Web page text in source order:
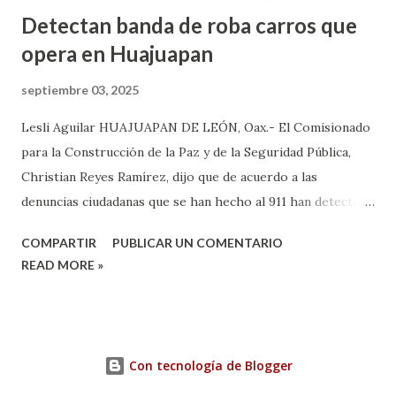
Detectan banda de roba carros que
opera en Huajuapan
septiembre 03, 2025
Lesli Aguilar HUAJUAPAN DE LEÓN, Oax.- El Comisionado
para la Construcción de la Paz y de la Seguridad Pública,
Christian Reyes Ramírez, dijo que de acuerdo a las
denuncias ciudadanas que se han hecho al 911 han detectado
dedican a robar carros y motocicletas, los cuales, operan en
vehículos, los cuales llegan en unidades de motor y después
COMPARTIR
PUBLICAR UN COMENTARIO
READ MORE »
Con tecnología de Blogger